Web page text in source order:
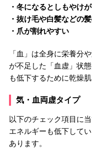
・冬になるとしもやけ
・抜け毛や白髪などの
・爪が割れやすい
「血」は全身に栄養分
が不足した「血虚」状
も低下するために乾燥
気・血両虚タイプ
以下のチェック項目に
エネルギーも低下して
あります。